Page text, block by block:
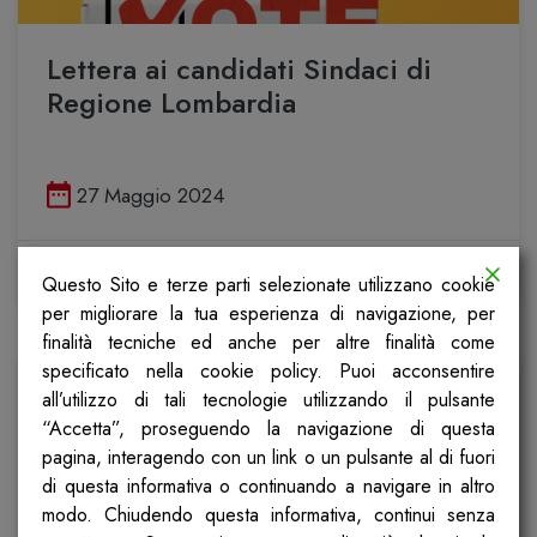
Lettera ai candidati Sindaci di
Regione Lombardia
Pubblicato il
27 Maggio 2024
Scopri
Questo Sito e terze parti selezionate utilizzano cookie
per migliorare la tua esperienza di navigazione, per
finalità tecniche ed anche per altre finalità come
specificato nella cookie policy. Puoi acconsentire
all’utilizzo di tali tecnologie utilizzando il pulsante
“Accetta”, proseguendo la navigazione di questa
pagina, interagendo con un link o un pulsante al di fuori
di questa informativa o continuando a navigare in altro
modo. Chiudendo questa informativa, continui senza